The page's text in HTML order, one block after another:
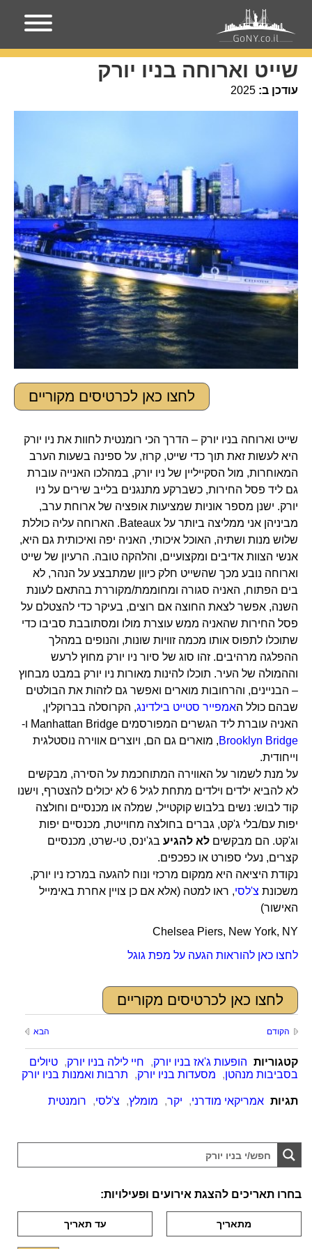
עמוד הבית מקומות בניו-יורק
שייט וארוחה בניו יורק
עודכן ב: 2025
לחצו כאן לכרטיסים מקוריים
שייט וארוחה בניו יורק – הדרך הכי רומנטית לחוות את ניו יורק
היא לעשות זאת תוך כדי שייט, קרוז, על ספינה בשעות הערב
המאוחרות, מול הסקייליין של ניו יורק, במהלכו האנייה עוברת
גם ליד פסל החירות, כשברקע מתנגנים בלייב שירים על ניו
יורק. ישנן מספר אוניות שמציעות אופציה של ארוחת ערב,
מביניהן אני ממליצה ביותר על Bateaux. הארוחה עליה כוללת
שלוש מנות ושתיה, האוכל איכותי, האניה יפה ואיכותית גם היא,
אנשי הצוות אדיבים ומקצועיים, והלהקה טובה. הרעיון של שייט
וארוחה נובע מכך שהשייט חלק כיוון שמתבצע על הנהר, לא
בים הפתוח, האניה סגורה ומחוממת/מקוררת בהתאם לעונת
השנה, אפשר לצאת החוצה אם רוצים, בעיקר כדי להצטלם על
פסל החירות שהאניה ממש עוצרת מולו ומסתובבת סביבו כדי
שתוכלו לתפוס אותו מכמה זוויות שונות, והנופים במהלך
ההפלגה מרהיבים. זהו סוג של סיור ניו יורק מחוץ לרעש
וההמולה של העיר. תוכלו להינות מאורות ניו יורק במבט מבחוץ
– הבניינים, והרחובות מוארים ואפשר גם לזהות את הבולטים
שבהם כולל האמפייר סטייט בילדינג, הקרוסלה בברוקלין,
האניה עוברת ליד הגשרים המפורסמים Manhattan Bridge ו-
Brooklyn Bridge, מוארים גם הם, ויוצרים אווירה נוסטלגית
וייחודית.
על מנת לשמור על האווירה המתוחכמת על הסירה, מבקשים
לא להביא ילדים וילדים מתחת לגיל 6 לא יכולים להצטרף, וישנו
קוד לבוש: נשים בלבוש קוקטייל, שמלה או מכנסיים וחולצה
יפות עם/בלי ג'קט, גברים בחולצה מחוייטת, מכנסיים יפות
וג'קט. הם מבקשים לא להגיע בג'ינס, טי-שרט, מכנסיים
קצרים, נעלי ספורט או כפכפים.
נקודת היציאה היא ממקום מרכזי ונוח להגעה במרכז ניו יורק,
משכונת צ'לסי, ראו למטה (אלא אם כן צויין אחרת באימייל
האישור)
Chelsea Piers, New York, NY
לחצו כאן להוראות הגעה על מפת גוגל
לחצו כאן לכרטיסים מקוריים
הקודם הבא
קטגוריות הופעות ג'אז בניו יורק, חיי לילה בניו יורק, טיולים
בסביבות מנהטן, מסעדות בניו יורק, תרבות ואמנות בניו יורק
תגיות אמריקאי מודרני, יקר, מומלץ, צ'לסי, רומנטית
בחרו תאריכים להצגת אירועים ופעילויות: